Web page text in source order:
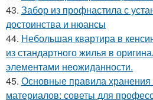
43. Забор из профнастила с
достоинства и нюансы
44. Небольшая квартира в
из стандартного жилья в
элементами неожиданности.
45. Основные правила хранения
материалов: советы для